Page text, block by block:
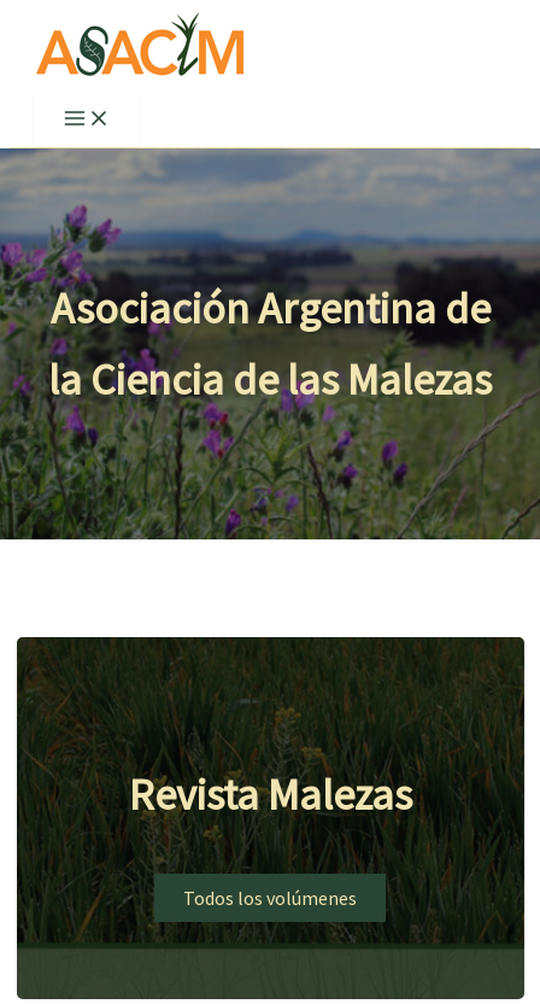
Asociación Argentina de
la Ciencia de las Malezas
Revista Malezas
Todos los volúmenes